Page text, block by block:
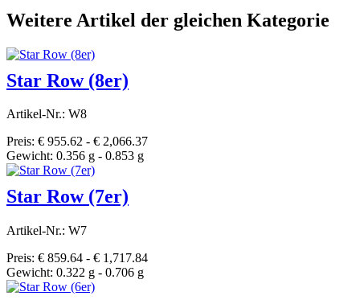
Weitere Artikel der gleichen Kategorie
Star Row (8er)
Artikel-Nr.: W8
Preis: € 955.62 - € 2,066.37
Gewicht: 0.356 g - 0.853 g
Star Row (7er)
Artikel-Nr.: W7
Preis: € 859.64 - € 1,717.84
Gewicht: 0.322 g - 0.706 g